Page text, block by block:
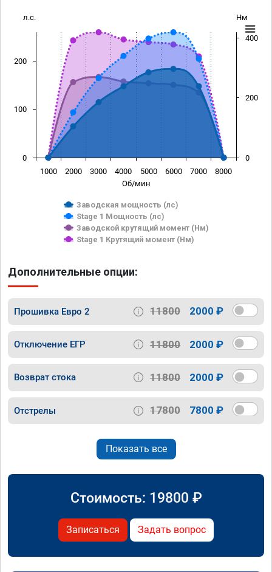
Об/мин
л.с. Нм
Заводская мощность (лс)
Stage 1 Мощность (лс)
Заводской крутящий момент (Нм)
Stage 1 Крутящий момент (Нм)
1000 2000 3000 4000 5000 6000 7000 8000
0
100
200
0
200
400
Дополнительные опции:
Прошивка Евро 2 11800 2000 ₽
Отключение ЕГР 11800 2000 ₽
Возврат стока 11800 2000 ₽
Отстрелы 17800 7800 ₽
Показать все
Стоимость: 19800 ₽
Записаться Задать вопрос